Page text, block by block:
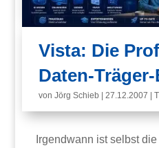
Vista: Die
Daten-
vonJörg Schieb |27.12.2007 |
Irgendwann ist selbst